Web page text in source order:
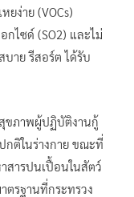
ยง่าย (VOCs)
กไซด์ (SO2) และไม่
าย รีสอร์ต ได้รับ
ขภาพผู้ปฏิบัติงานกู้
ติในร่างกาย ขณะที่
สารปนเปื้อนในสัตว์
ตรฐานที่กระทรวง